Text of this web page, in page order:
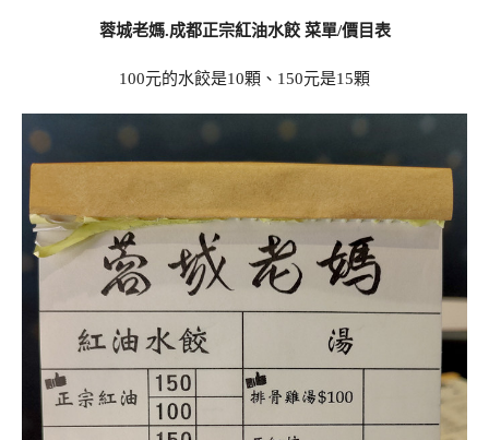
蓉城老媽.成都正宗紅油水餃 菜單/價目表
100元的水餃是10顆、150元是15顆